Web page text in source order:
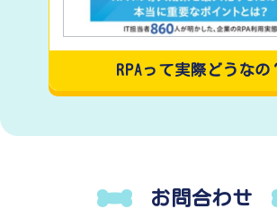
RPAって実際どうなの
お問合わせ